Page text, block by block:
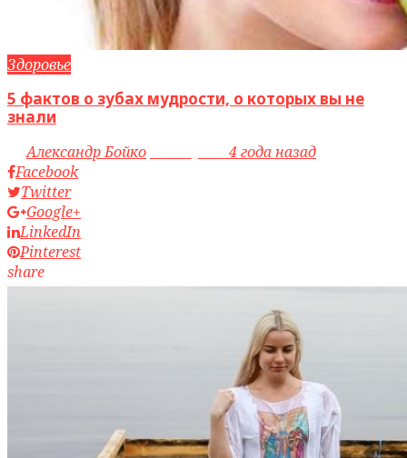
Здоровье
5 фактов о зубах мудрости, о которых вы не
знали
byАлександр Бойко
4 года назад
Facebook
Twitter
Google+
LinkedIn
Pinterest
share